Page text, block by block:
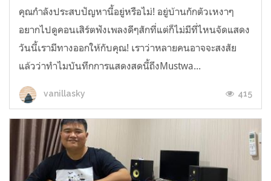
คุณกำลังประสบปัญหานี้อยู่หรือไม่! อยู่บ้านกักตัวเหงาๆ
อยากไปดูคอนเสิร์ตฟังเพลงดีๆสักที่แต่ก็ไม่มีที่ไหนจัดแสดง
วันนี้เรามีทางออกให้กับคุณ! เราว่าหลายคนอาจจะสงสัย
แล้วว่าทำไมบันทึกการแสดงสดนี้ถึงMustwa...
vanillasky 415